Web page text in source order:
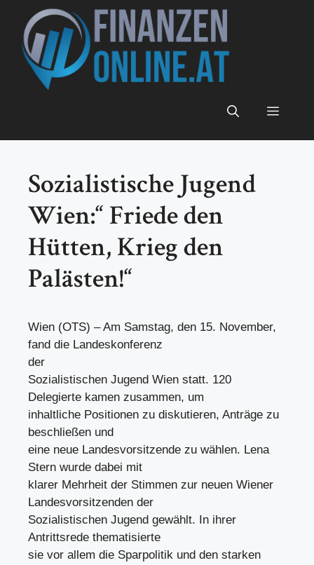
Inhalt
springen
Menü
Sozialistische Jugend
Wien:“ Friede den
Hütten, Krieg den
Palästen!“
Wien (OTS) – Am Samstag, den 15. November,
fand die Landeskonferenz
der
Sozialistischen Jugend Wien statt. 120
Delegierte kamen zusammen, um
inhaltliche Positionen zu diskutieren, Anträge zu
beschließen und
eine neue Landesvorsitzende zu wählen. Lena
Stern wurde dabei mit
klarer Mehrheit der Stimmen zur neuen Wiener
Landesvorsitzenden der
Sozialistischen Jugend gewählt. In ihrer
Antrittsrede thematisierte
sie vor allem die Sparpolitik und den starken